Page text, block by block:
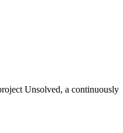
Unsolved, a continuously